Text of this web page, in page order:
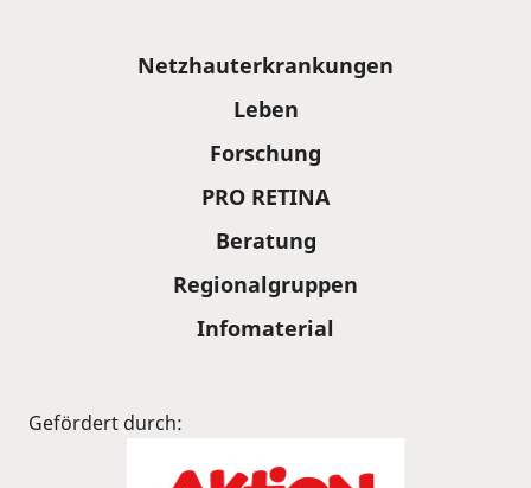
Netzhauterkrankungen
Leben
Forschung
PRO RETINA
Beratung
Regionalgruppen
Infomaterial
Gefördert durch: